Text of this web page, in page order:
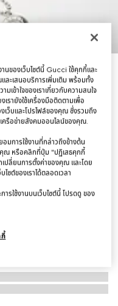
นของเว็บไซต์นี้ Gucci ใช้คุกกี้และ
ละเสนอบริการเพิ่มเติม พร้อมทั้ง
มเข้าใจของเราเกี่ยวกับความสนใจ
รายังใช้เครื่องมือติดตามเพื่อ
ว็บและโปรไฟล์ของคุณ ซึ่งรวมถึง
เครือข่ายสังคมออนไลน์ของคุณ.
การใช้งานที่กล่าวถึงข้างต้น
ณ หรือคลิกที่ปุ่ม "ปฏิเสธคุกกี้
ปลี่ยนการตั้งค่าของคุณ และโดย
ซต์ของเราได้ตลอดเวลา
ารใช้งานบนเว็บไซต์นี้ โปรดดู ของ
กี้